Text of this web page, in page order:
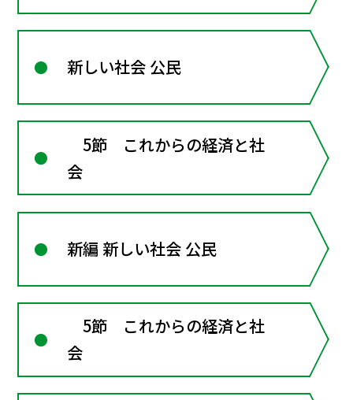
新しい社会 公民
5節 これからの経済と社
会
新編 新しい社会 公民
5節 これからの経済と社
会